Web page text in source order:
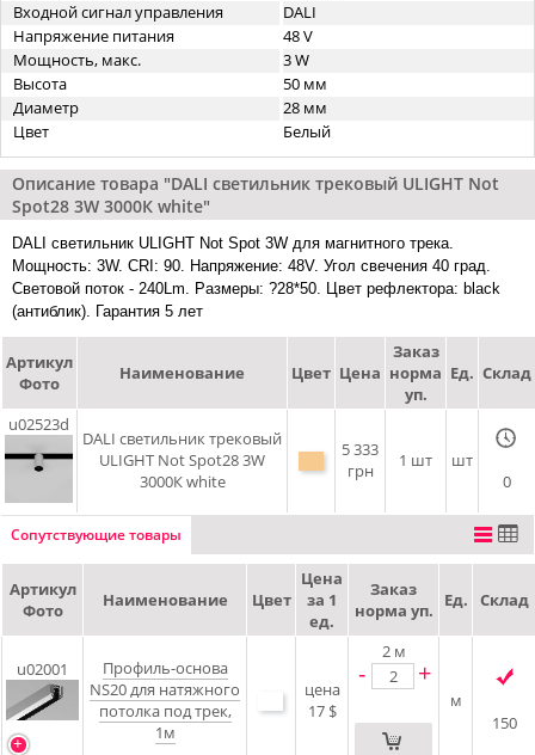
Входной сигнал управления
DALI
Напряжение питания
48 V
Мощность, макс.
3 W
Высота
50 мм
Диаметр
28 мм
Цвет
Белый
Описание товара "DALI cветильник трековый ULIGHT Not
Spot28 3W 3000К white"
DALI cветильник ULIGHT Not Spot 3W для магнитного трека.
Мощность: 3W. CRI: 90. Напряжение: 48V. Угол свечения 40 град.
Световой поток - 240Lm. Размеры: ?28*50. Цвет рефлектора: black
(антиблик). Гарантия 5 лет
Артикул
Фото
Наименование Цвет Цена
Заказ
норма
уп.
Ед. Склад
u02523d
DALI cветильник трековый
ULIGHT Not Spot28 3W
3000К white
5 333
грн
1 шт
шт
0
Сопутствующие товары
Артикул
Фото
Наименование Цвет
Цена
за 1
ед.
Заказ
норма уп.
Ед. Склад
u02001
Профиль-основа
NS20 для натяжного
потолка под трек,
1м
цена
17 $
2 м
- +
м
150